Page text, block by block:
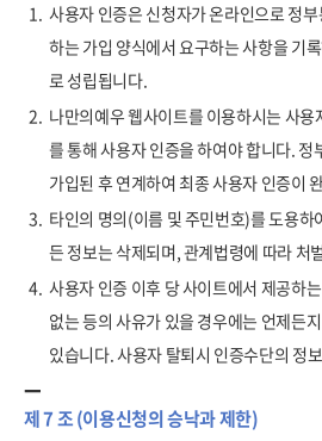
1. 사용자 인증은 신청자가 온라인으로 정
하는 가입 양식에서 요구하는 사항을 기
로 성립됩니다.
2. 나만의예우 웹사이트를 이용하시는 사
를 통해 사용자 인증을 하여야 합니다.
가입된 후 연계하여 최종 사용자 인증이
3. 타인의 명의(이름 및 주민번호)를 도용하
든 정보는 삭제되며, 관계법령에 따라 처
4. 사용자 인증 이후 당 사이트에서 제공하
없는 등의 사유가 있을 경우에는 언제든
있습니다. 사용자 탈퇴시 인증수단의 정
제 7 조 (이용신청의 승낙과 제한)